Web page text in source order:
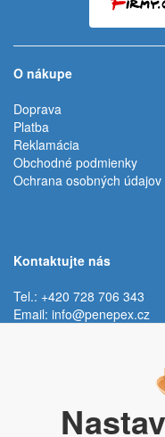
O nákupe
Doprava
Platba
Reklamácia
Obchodné podmienky
Ochrana osobných údajov
Kontaktujte nás
Tel.: +420 728 706 343
Email: info@penepex.cz
Trávník 2076, 686 03